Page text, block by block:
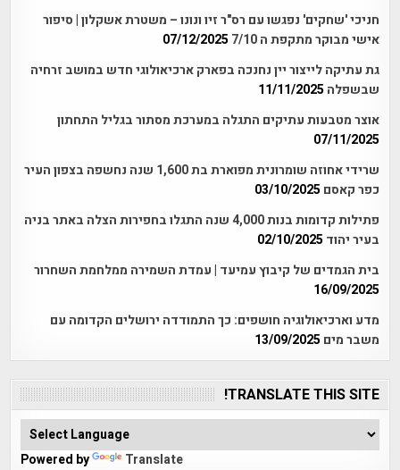
חניכי 'שחקים' נפגשו עם רס"ר זיו ונונו – משטרת אשקלון | סיפור
אישי מבוקר מתקפת ה 7/10
07/12/2025
גת עתיקה לייצור יין נחנכה בפארק ארכיאולוגי חדש במושב זרחיה
שבשפלה 11/11/2025
אוצר מטבעות עתיקים התגלה במערכת מסתור בגליל התחתון
07/11/2025
שרידי אחוזה שומרונית מפוארת בת 1,600 שנה נחשפה בצפון העיר
כפר קאסם 03/10/2025
פתילות קדומות בנות 4,000 שנה התגלו בחפירות הצלה באתר בניה
בעיר יהוד 02/10/2025
בית הגמדים של קיבוץ עמיעד | עמדת השמירה ממלחמת השחרור
16/09/2025
מדע וארכיאולוגיה חושפים: כך התמודדה ירושלים הקדומה עם
משבר מים 13/09/2025
TRANSLATE THIS SITE!
Powered by Translate